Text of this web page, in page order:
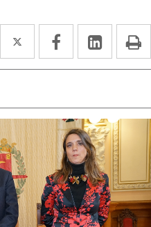
Twitter
Enlace
a
aplicación
externa.
Facebook
Enlace
a
aplicación
externa.
Enlace
a